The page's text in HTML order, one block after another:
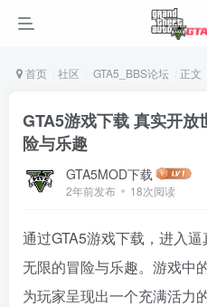
首页 社区 GTA5_BBS论坛 正文
GTA5游戏下载 真实开放
险与乐趣
GTA5MOD下载
2年前发布 18次阅读
通过GTA5游戏下载，进入
无限的冒险与乐趣。游戏中
为玩家呈现出一个充满活力